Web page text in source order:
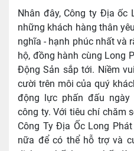
Nhân đây, Công ty Địa
những khách hàng thân
nghĩa - hạnh phúc nhất và
hộ, đồng hành cùng Long
Động Sản sắp tới. Niềm
cười trên môi của quý
động lực phấn đấu ngày
công ty. Với tiêu chí chăm
Công Ty Địa Ốc Long
nữa để có thể hỗ trợ và